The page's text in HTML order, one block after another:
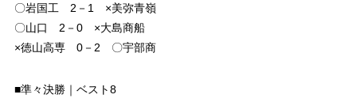
〇岩国工 2－1 ×美弥青嶺
〇山口 2－0 ×大島商船
×徳山高専 0－2 〇宇部商
■準々決勝｜ベスト8